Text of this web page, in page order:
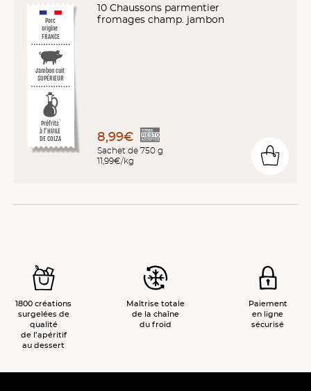
Porc
origine
FRANCE
Jambon cuit
SUPÉRIEUR
Préfrits
à l’HUILE
DE COLZA
10 Chaussons parmentier
fromages champ. jambon
8,99€
Sachet de 750 g
11,99€/kg
1800 créations
surgelées de
qualité
de l’apéritif
au dessert
Maîtrise totale
de la chaîne
du froid
Paiement
en ligne
sécurisé